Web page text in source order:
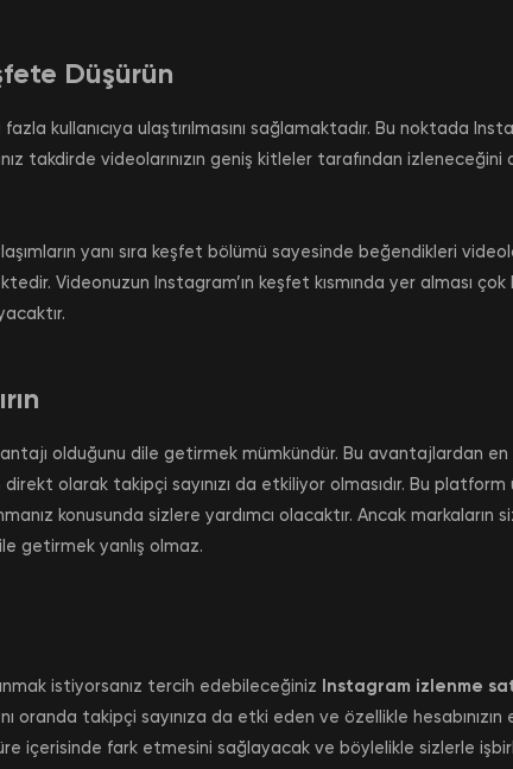
Düşürün
kullanıcıya ulaştırılmasını sağlamaktadır. Bu noktada
takdirde videolarınızın geniş kitleler tarafından
yanı sıra keşfet bölümü sayesinde beğendikleri
Videonuzun Instagram’ın keşfet kısmında yer alması çok
olduğunu dile getirmek mümkündür. Bu avantajlardan
olarak takipçi sayınızı da etkiliyor olmasıdır. Bu
konusunda sizlere yardımcı olacaktır. Ancak markaların
getirmek yanlış olmaz.
istiyorsanız tercih edebileceğiniz Instagram izlenme
oranda takipçi sayınıza da etki eden ve özellikle
içerisinde fark etmesini sağlayacak ve böylelikle sizlerle